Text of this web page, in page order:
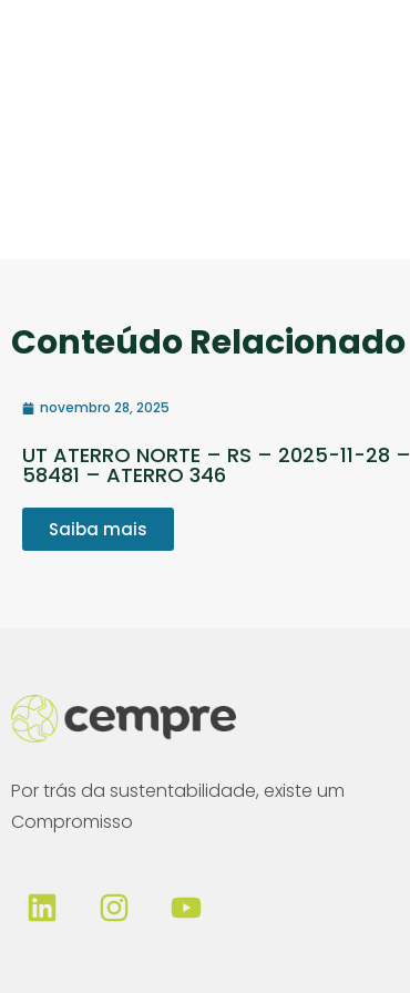
Conteúdo Relacionado
novembro 28, 2025
UT ATERRO NORTE – RS – 2025-11-28 –
58481 – ATERRO 346
Saiba mais
Por trás da sustentabilidade, existe um
Compromisso